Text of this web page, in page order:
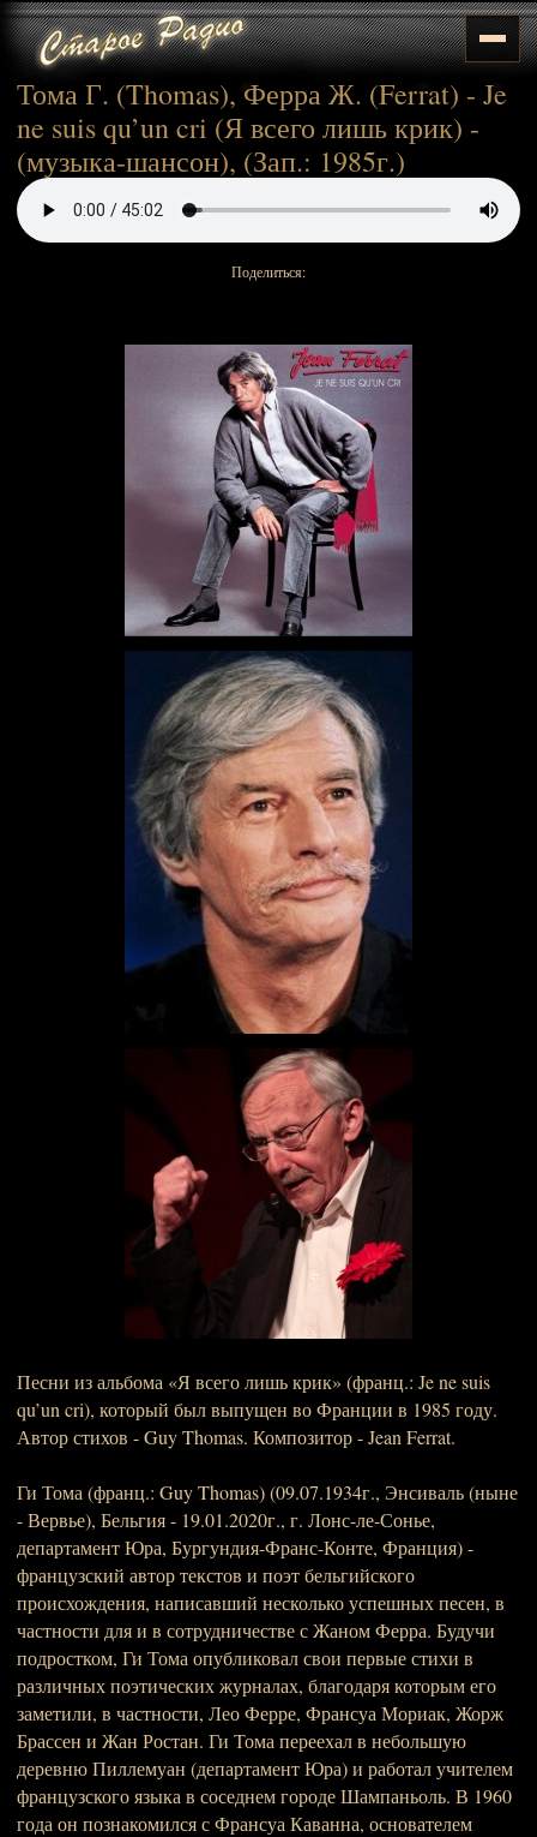
Тома Г. (Thomas), Ферра Ж. (Ferrat) - Je
ne suis qu’un cri (Я всего лишь крик) -
(музыка-шансон), (Зап.: 1985г.)
Поделиться:
Песни из альбома «Я всего лишь крик» (франц.: Je ne suis
qu’un cri), который был выпущен во Франции в 1985 году.
Автор стихов - Guy Thomas. Композитор - Jean Ferrat.
Ги Тома (франц.: Guy Thomas) (09.07.1934г., Энсиваль (ныне
- Вервье), Бельгия - 19.01.2020г., г. Лонс-ле-Сонье,
департамент Юра, Бургундия-Франс-Конте, Франция) -
французский автор текстов и поэт бельгийского
происхождения, написавший несколько успешных песен, в
частности для и в сотрудничестве с Жаном Ферра. Будучи
подростком, Ги Тома опубликовал свои первые стихи в
различных поэтических журналах, благодаря которым его
заметили, в частности, Лео Ферре, Франсуа Мориак, Жорж
Брассен и Жан Ростан. Ги Тома переехал в небольшую
деревню Пиллемуан (департамент Юра) и работал учителем
французского языка в соседнем городе Шампаньоль. В 1960
года он познакомился с Франсуа Каванна, основателем